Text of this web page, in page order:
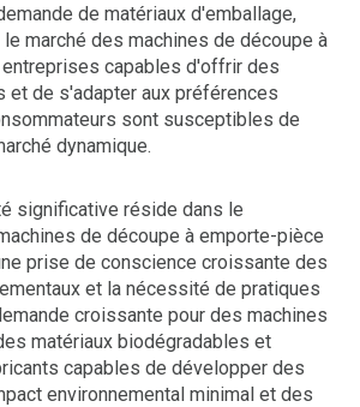
de matériaux d'emballage,
marché des machines de découpe à
capables d'offrir des
et de s'adapter aux préférences
sont susceptibles de
dynamique.
significative réside dans le
de découpe à emporte-pièce
prise de conscience croissante des
et la nécessité de pratiques
croissante pour des machines
matériaux biodégradables et
capables de développer des
environnemental minimal et des